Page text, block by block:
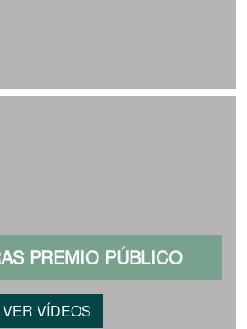
PREMIO PÚBLICO
VER VÍDEOS